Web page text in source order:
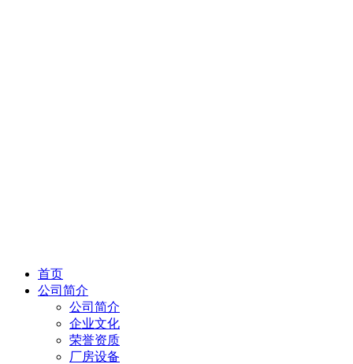
首页
公司简介
公司简介
企业文化
荣誉资质
厂房设备